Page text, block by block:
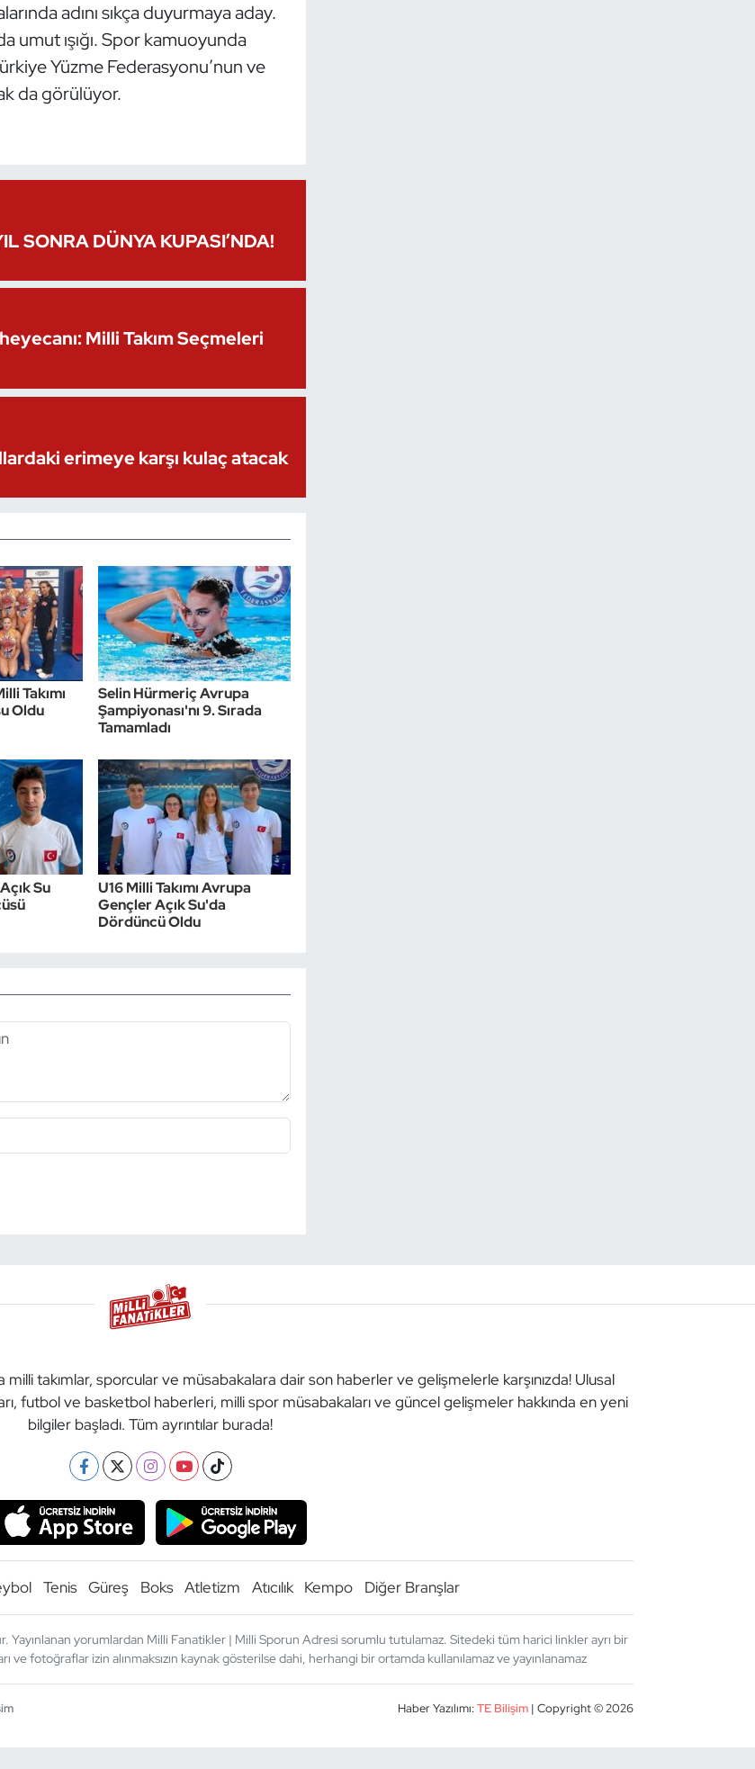
adını sıkça duyurmaya aday.
umut ışığı. Spor kamuoyunda
Yüzme Federasyonu’nun ve
da görülüyor.
SONRA DÜNYA KUPASI’NDA!
Milli Takım Seçmeleri
erimeye karşı kulaç atacak
Takımı
Oldu
Selin Hürmeriç Avrupa
Şampiyonası'nı 9. Sırada
Tamamladı
Su
U16 Milli Takımı Avrupa
Gençler Açık Su'da
Dördüncü Oldu
takımlar, sporcular ve müsabakalara dair son haberler ve gelişmelerle karşınızda! Ulusal
futbol ve basketbol haberleri, milli spor müsabakaları ve güncel gelişmeler hakkında en yeni
bilgiler başladı. Tüm ayrıntılar burada!
Tenis Güreş Boks Atletizm Atıcılık Kempo Diğer Branşlar
Yayınlanan yorumlardan Milli Fanatikler | Milli Sporun Adresi sorumlu tutulamaz. Sitedeki tüm harici linkler ayrı bir
ve fotoğraflar izin alınmaksızın kaynak gösterilse dahi, herhangi bir ortamda kullanılamaz ve yayınlanamaz
Haber Yazılımı:TE Bilişim | Copyright © 2026